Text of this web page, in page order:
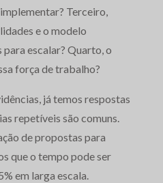
Terceiro,
e o modelo
escalar? Quarto, o
força de trabalho?
já temos respostas
repetíveis são comuns.
de propostas para
que o tempo pode ser
em larga escala.